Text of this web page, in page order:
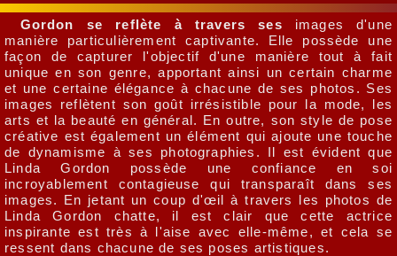
Gordon se reflète à travers ses images d'une
manière particulièrement captivante. Elle possède une
façon de capturer l'objectif d'une manière tout à fait
unique en son genre, apportant ainsi un certain charme
et une certaine élégance à chacune de ses photos. Ses
images reflètent son goût irrésistible pour la mode, les
arts et la beauté en général. En outre, son style de pose
créative est également un élément qui ajoute une touche
de dynamisme à ses photographies. Il est évident que
Linda Gordon possède une confiance en soi
incroyablement contagieuse qui transparaît dans ses
images. En jetant un coup d'œil à travers les photos de
Linda Gordon chatte, il est clair que cette actrice
inspirante est très à l'aise avec elle-même, et cela se
ressent dans chacune de ses poses artistiques.